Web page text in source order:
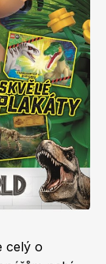
Bydlení
& styl
celý o